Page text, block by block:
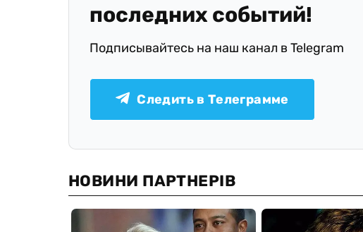
последних событий!
Подписывайтесь на наш канал в Telegram
Следить в Телеграмме